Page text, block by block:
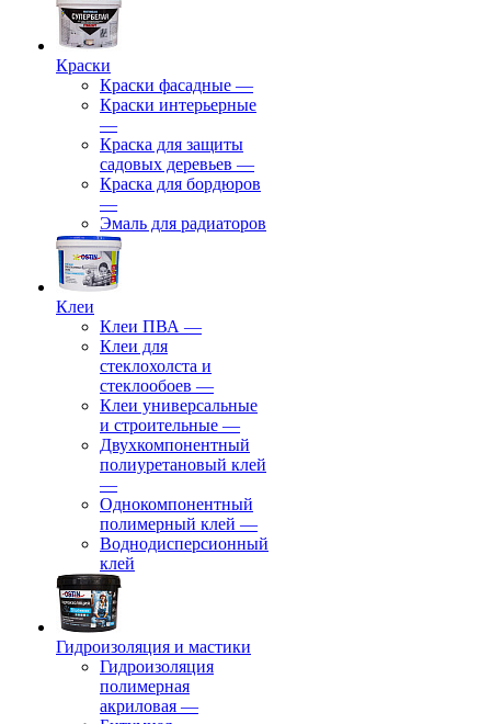
Краски
Краски фасадные —
Краски интерьерные
—
Краска для защиты
садовых деревьев —
⁠Краска для бордюров
—
Эмаль для радиаторов
Клеи
Клеи ПВА —
Клеи для
стеклохолста и
стеклообоев —
Клеи универсальные
и строительные —
Двухкомпонентный
полиуретановый клей
—
Однокомпонентный
полимерный клей —
Воднодисперсионный
клей
Гидроизоляция и мастики
Гидроизоляция
полимерная
акриловая —